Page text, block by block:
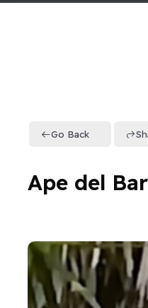
Go Back
Ape del